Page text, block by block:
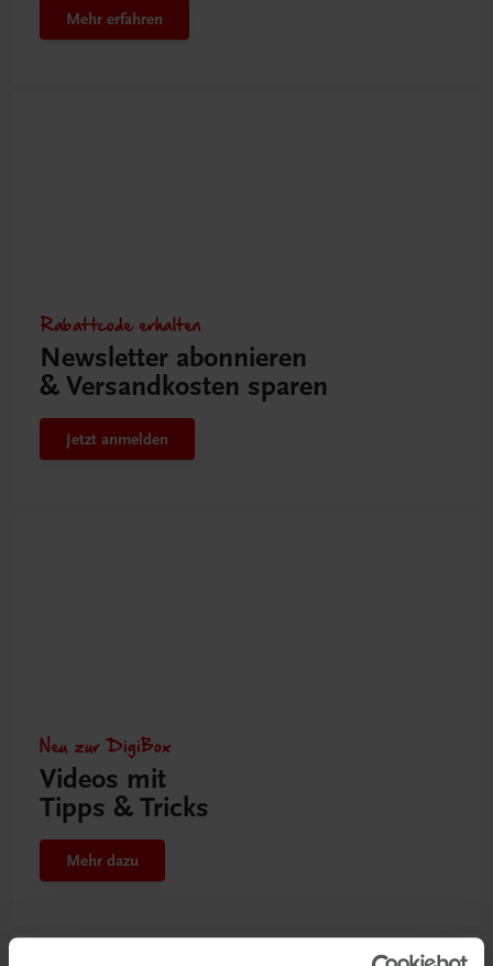
Mehr erfahren
Rabattcode erhalten
Newsletter abonnieren
& Versandkosten sparen
Jetzt anmelden
Neu zur DigiBox
Videos mit
Tipps & Tricks
Mehr dazu